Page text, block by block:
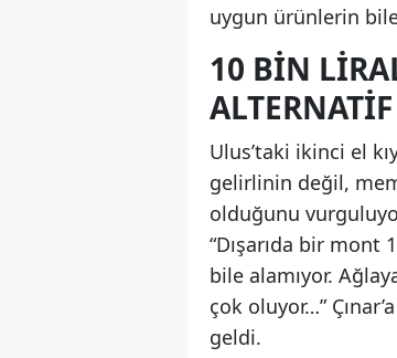
uygun ürünlerin
10 BIN
ALTERNATIF
Ulus’taki ikinci el
gelirlinin değil,
olduğunu
“Dışarıda bir mont
bile alamıyor.
çok oluyor…”
geldi.